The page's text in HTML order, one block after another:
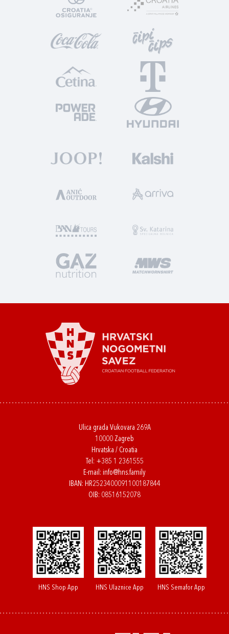
Ulica grada Vukovara 269A
10000 Zagreb
Hrvatska / Croatia
Tel: +385 1 2361555
E-mail: info@hns.family
IBAN: HR2523400091100187844
OIB: 08516152078
HNS Shop App HNS Ulaznice App HNS Semafor App